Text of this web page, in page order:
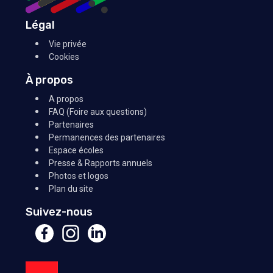
Légal
Vie privée
Cookies
À propos
A propos
FAQ (Foire aux questions)
Partenaires
Permanences des partenaires
Espace écoles
Presse & Rapports annuels
Photos et logos
Plan du site
Suivez-nous